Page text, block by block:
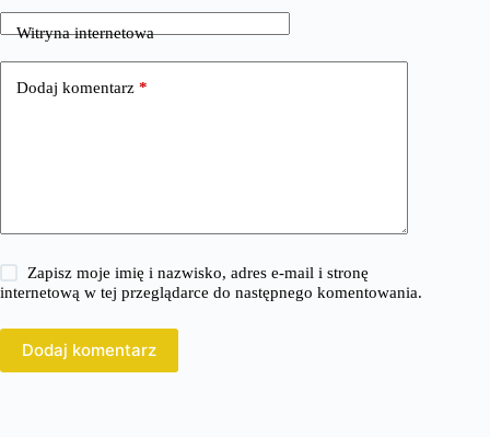
Witryna internetowa
Dodaj komentarz *
Zapisz moje imię i nazwisko, adres e-mail i stronę
internetową w tej przeglądarce do następnego komentowania.
Dodaj komentarz